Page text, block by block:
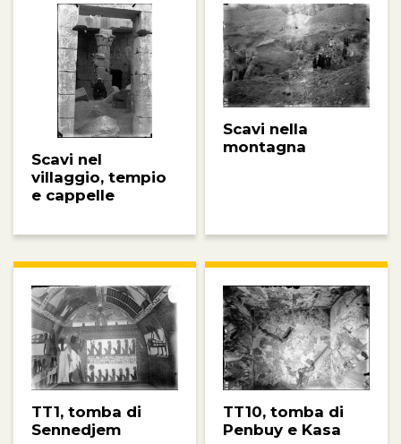
Scavi nel
villaggio, tempio
e cappelle
Scavi nella
montagna
TT1, tomba di
Sennedjem
TT10, tomba di
Penbuy e Kasa